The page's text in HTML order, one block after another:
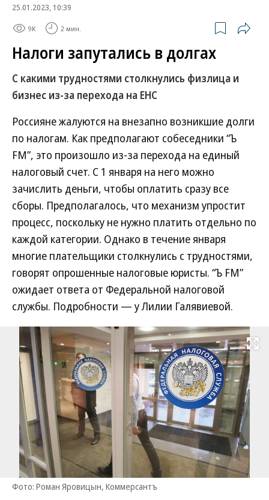
25.01.2023, 10:39
9K 2 мин.
Налоги запутались в долгах
С какими трудностями столкнулись физлица и
бизнес из-за перехода на ЕНС
Россияне жалуются на внезапно возникшие долги
по налогам. Как предполагают собеседники “Ъ
FM”, это произошло из-за перехода на единый
налоговый счет. С 1 января на него можно
зачислить деньги, чтобы оплатить сразу все
сборы. Предполагалось, что механизм упростит
процесс, поскольку не нужно платить отдельно по
каждой категории. Однако в течение января
многие плательщики столкнулись с трудностями,
говорят опрошенные налоговые юристы. “Ъ FM”
ожидает ответа от Федеральной налоговой
службы. Подробности — у Лилии Галявиевой.
Развернуть
Фото: Роман Яровицын, Коммерсантъ